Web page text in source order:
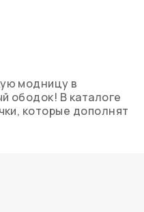
модницу в
ободок! В каталоге
которые дополнят